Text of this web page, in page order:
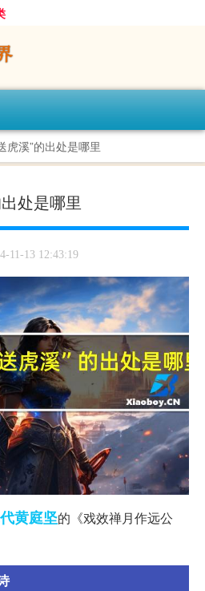
虎溪”的出处是哪里
处是哪里
11-13 12:43:19
黄庭坚的《戏效禅月作远公